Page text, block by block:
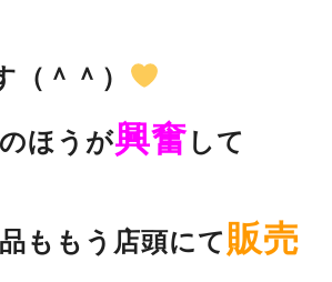
（＾＾）
のほうが興奮して
ももう店頭にて販売